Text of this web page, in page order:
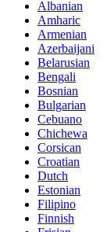
Albanian
Amharic
Armenian
Azerbaijani
Belarusian
Bengali
Bosnian
Bulgarian
Cebuano
Chichewa
Corsican
Croatian
Dutch
Estonian
Filipino
Finnish